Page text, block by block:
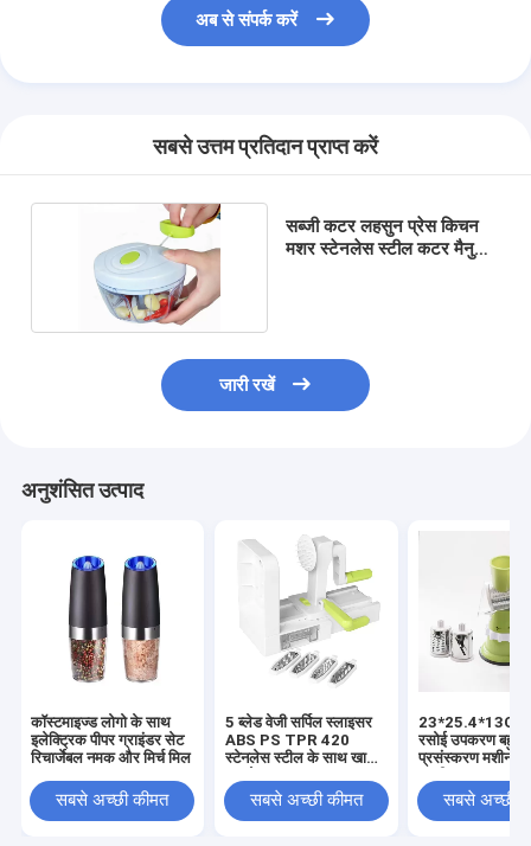
अब से संपर्क करें
सबसे उत्तम प्रतिदान प्राप्त करें
सब्जी कटर लहसुन प्रेस किचन
मशर स्टेनलेस स्टील कटर मैनुअल
जारी रखें
अनुशंसित उत्पाद
कॉस्टमाइज्ड लोगो के साथ
इलेक्ट्रिक पीपर ग्राइंडर सेट
रिचार्जेबल नमक और मिर्च मिल
सबसे अच्छी कीमत
5 ब्लेड वेजी सर्पिल स्लाइसर
ABS PS TPR 420
स्टेनलेस स्टील के साथ खाना
सबसे अच्छी कीमत
23*25.4*13CM
रसोई उपकरण
प्रसंस्करण मशीन
मांस कटर घरेलू
सबसे अच्छी